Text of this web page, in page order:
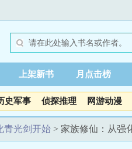
上架新书 月点击榜
史军事 侦探推理 网游动漫
青光剑开始 > 家族修仙：从强